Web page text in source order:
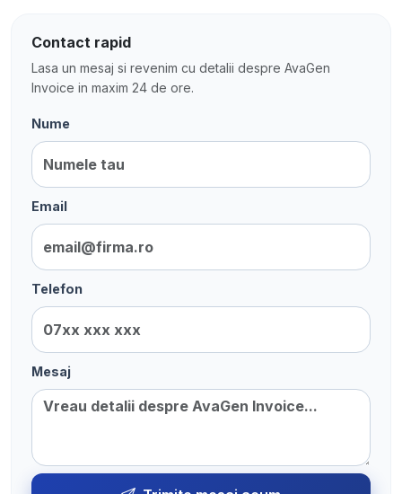
Contact rapid
Lasa un mesaj si revenim cu detalii despre AvaGen
Invoice in maxim 24 de ore.
Nume
Email
Telefon
Mesaj